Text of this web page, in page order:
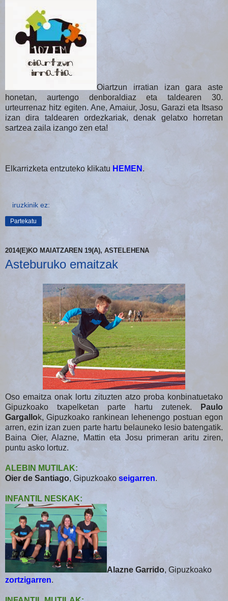
Oiartzun irratian izan gara aste
honetan, aurtengo denboraldiaz eta taldearen 30.
urteurrenaz hitz egiten. Ane, Amaiur, Josu, Garazi eta Itsaso
izan dira taldearen ordezkariak, denak gelatxo horretan
sartzea zaila izango zen eta!
Elkarrizketa entzuteko klikatu HEMEN .
iruzkinik ez:
Partekatu
2014(E)KO MAIATZAREN 19(A), ASTELEHENA
Asteburuko emaitzak
Oso emaitza onak lortu zituzten atzo proba konbinatuetako
Gipuzkoako txapelketan parte hartu zutenek.
Paulo
Gargallok, Gipuzkoako rankinean lehenengo postuan egon
arren, ezin izan zuen parte hartu belauneko lesio batengatik.
Baina Oier, Alazne, Mattin eta Josu primeran aritu ziren,
puntu asko lortuz.
ALEBIN MUTILAK:
Oier de Santiago, Gipuzkoako seigarren.
INFANTIL NESKAK:
Alazne Garrido, Gipuzkoako
zortzigarren.